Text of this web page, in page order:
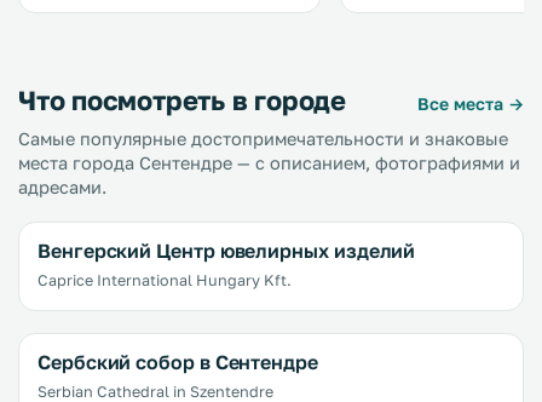
велосипедным маршрутом. .
парковка на
Что посмотреть в городе
Все места →
Самые популярные достопримечательности и знаковые
места города Сентендре — с описанием, фотографиями и
адресами.
Венгерский Центр ювелирных изделий
Caprice International Hungary Kft.
Сербский собор в Сентендре
Serbian Cathedral in Szentendre